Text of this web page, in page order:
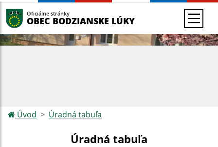
Oficiálne stránky
OBEC BODZIANSKE LÚKY
Úvod Úradná tabuľa
Úradná tabuľa